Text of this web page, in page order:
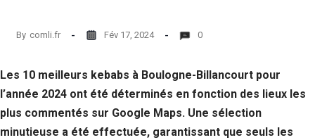
By comli.fr Fév 17, 2024 0
Les 10 meilleurs kebabs à Boulogne-Billancourt pour
l’année 2024 ont été déterminés en fonction des lieux les
plus commentés sur Google Maps. Une sélection
minutieuse a été effectuée, garantissant que seuls les